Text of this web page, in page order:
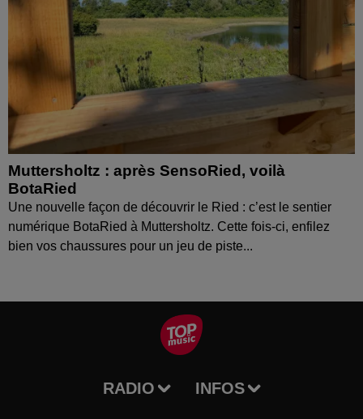
Muttersholtz : après SensoRied, voilà
BotaRied
Une nouvelle façon de découvrir le Ried : c’est le sentier
numérique BotaRied à Muttersholtz. Cette fois-ci, enfilez
bien vos chaussures pour un jeu de piste...
RADIO INFOS